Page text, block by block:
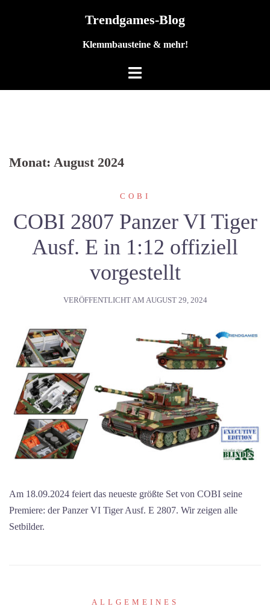
Trendgames-Blog
Klemmbausteine & mehr!
Monat: August 2024
COBI
COBI 2807 Panzer VI Tiger
Ausf. E in 1:12 offiziell
vorgestellt
VERÖFFENTLICHT AM AUGUST 29, 2024
Am 18.09.2024 feiert das neueste größte Set von COBI seine
Premiere: der Panzer VI Tiger Ausf. E 2807. Wir zeigen alle
Setbilder.
ALLGEMEINES